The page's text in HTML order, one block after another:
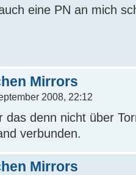
eine PN an mich
Mirrors
2008, 22:12
das denn nicht über
verbunden.
Mirrors